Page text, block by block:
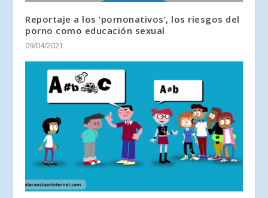
Reportaje a los ‘pornonativos’, los riesgos del
porno como educación sexual
09/04/2021